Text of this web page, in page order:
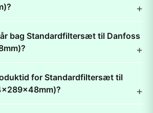
bag Standardfiltersæt til Danfoss
for Standardfiltersæt til